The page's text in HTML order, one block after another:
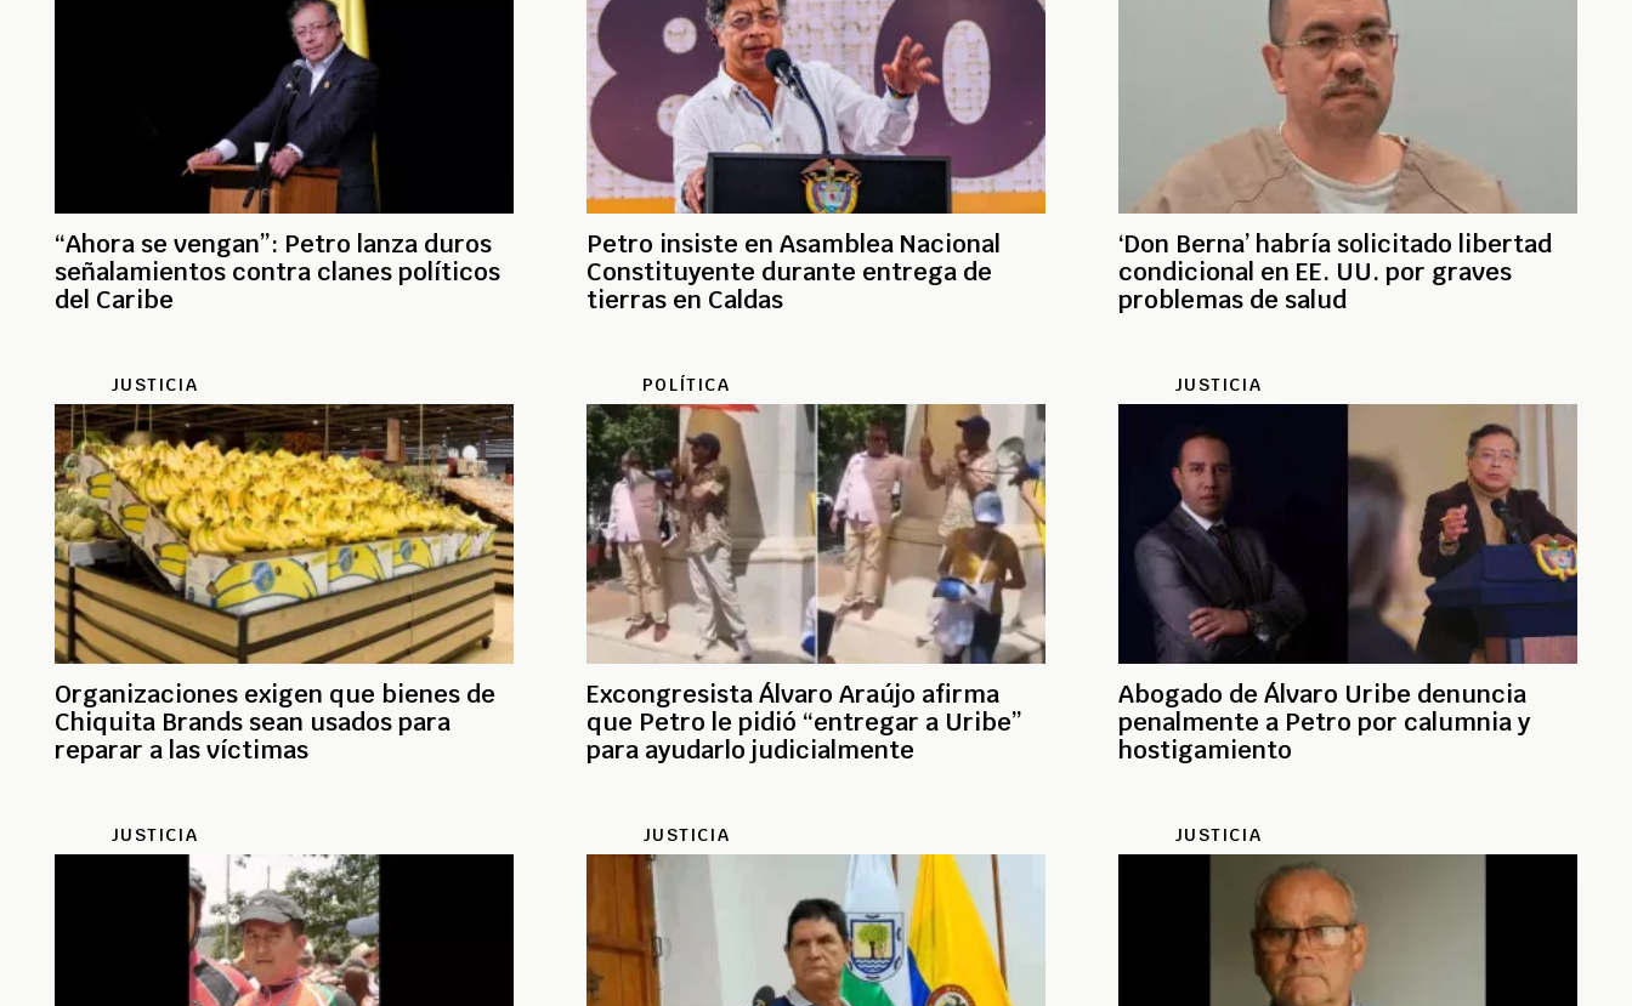
“Ahora se vengan”: Petro lanza duros
señalamientos contra clanes políticos
del Caribe
Petro insiste en Asamblea Nacional
Constituyente durante entrega de
tierras en Caldas
‘Don Berna’ habría solicitado libertad
condicional en EE. UU. por graves
problemas de salud
JUSTICIA
Organizaciones exigen que bienes de
Chiquita Brands sean usados para
reparar a las víctimas
POLÍTICA
Excongresista Álvaro Araújo afirma
que Petro le pidió “entregar a Uribe”
para ayudarlo judicialmente
JUSTICIA
Abogado de Álvaro Uribe denuncia
penalmente a Petro por calumnia y
hostigamiento
JUSTICIA JUSTICIA JUSTICIA